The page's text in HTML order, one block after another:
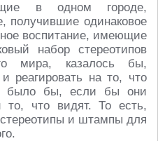
в одном городе,
получившие одинаковое
воспитание, имеющие
набор стереотипов
мира, казалось бы,
реагировать на то, что
было бы, если бы они
то, что видят. То есть,
и штампы для